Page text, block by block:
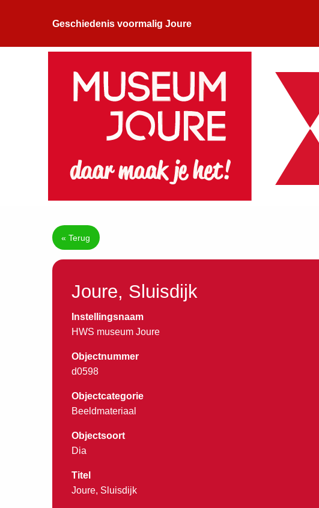
Geschiedenis voormalig Joure
« Terug
Joure, Sluisdijk
Instellingsnaam
HWS museum Joure
Objectnummer
d0598
Objectcategorie
Beeldmateriaal
Objectsoort
Dia
Titel
Joure, Sluisdijk